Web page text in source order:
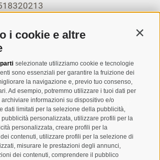
i cookie e altre
selezionate utilizziamo cookie e tecnologie
sono essenziali per garantire la fruizione dei
la navigazione e, previo tuo consenso,
Ad esempio, potremmo utilizzare i tuoi dati per
informazioni su dispositivo e/o
dati limitati per la selezione della pubblicità,
personalizzata, utilizzare profili per la
personalizzata, creare profili per la
contenuti, utilizzare profili per la selezione di
misurare le prestazioni degli annunci,
dei contenuti, comprendere il pubblico
Newsletter